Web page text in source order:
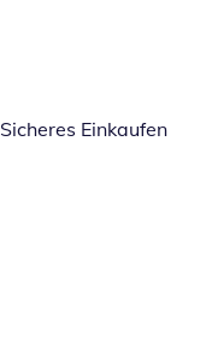
Sicheres Einkaufen